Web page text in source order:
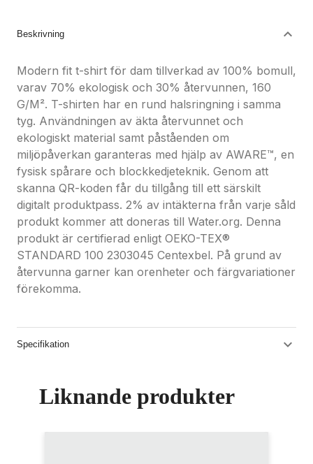
Beskrivning
Modern fit t-shirt för dam tillverkad av 100% bomull,
varav 70% ekologisk och 30% återvunnen, 160
G/M². T-shirten har en rund halsringning i samma
tyg. Användningen av äkta återvunnet och
ekologiskt material samt påståenden om
miljöpåverkan garanteras med hjälp av AWARE™, en
fysisk spårare och blockkedjeteknik. Genom att
skanna QR-koden får du tillgång till ett särskilt
digitalt produktpass. 2% av intäkterna från varje såld
produkt kommer att doneras till Water.org. Denna
produkt är certifierad enligt OEKO-TEX®
STANDARD 100 2303045 Centexbel. På grund av
återvunna garner kan orenheter och färgvariationer
förekomma.
Specifikation
Liknande produkter